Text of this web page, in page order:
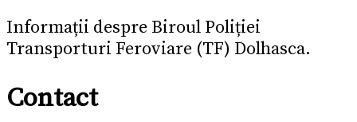
Informații despre Biroul Poliției
Transporturi Feroviare (TF) Dolhasca.
Contact